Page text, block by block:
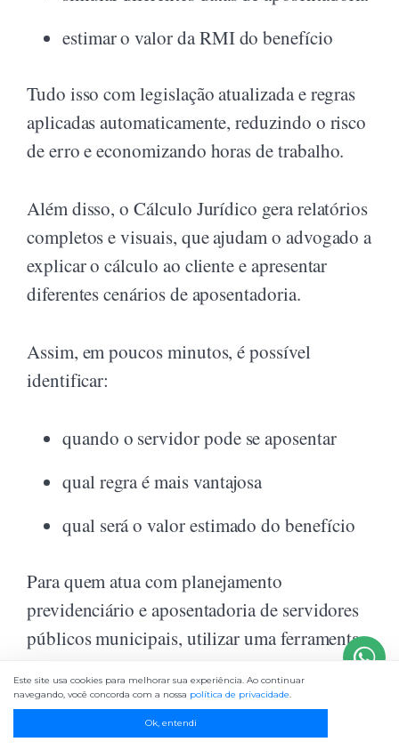
estimar o valor da RMI do benefício
Tudo isso com legislação atualizada e regras
aplicadas automaticamente, reduzindo o risco
de erro e economizando horas de trabalho.
Além disso, o Cálculo Jurídico gera relatórios
completos e visuais, que ajudam o advogado a
explicar o cálculo ao cliente e apresentar
diferentes cenários de aposentadoria.
Assim, em poucos minutos, é possível
identificar:
quando o servidor pode se aposentar
qual regra é mais vantajosa
qual será o valor estimado do benefício
Para quem atua com planejamento
previdenciário e aposentadoria de servidores
públicos municipais, utilizar uma ferramenta
especializada pode fazer toda a diferença na
produtividade e na segurança dos cálculos.
Este site usa cookies para melhorar sua experiência. Ao continuar
navegando, você concorda com a nossa política de privacidade.
Ok, entendi